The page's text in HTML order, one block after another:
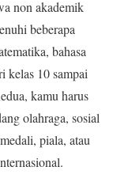
non akademik
beberapa
bahasa
kelas 10 sampai
kamu harus
olahraga, sosial
piala, atau